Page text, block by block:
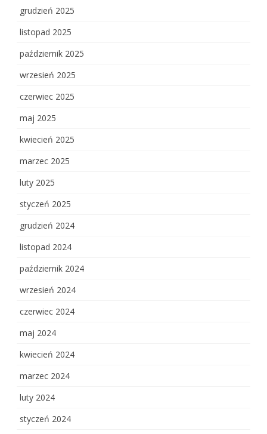
grudzień 2025
listopad 2025
październik 2025
wrzesień 2025
czerwiec 2025
maj 2025
kwiecień 2025
marzec 2025
luty 2025
styczeń 2025
grudzień 2024
listopad 2024
październik 2024
wrzesień 2024
czerwiec 2024
maj 2024
kwiecień 2024
marzec 2024
luty 2024
styczeń 2024